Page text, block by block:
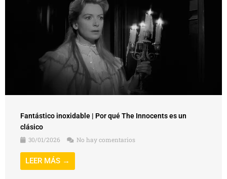
Fantástico inoxidable | Por qué The Innocents es un
clásico
30/01/2026
No hay comentarios
LEER MÁS →